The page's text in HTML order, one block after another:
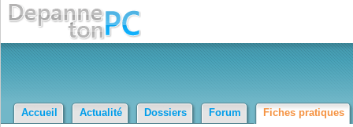
Accueil Actualité Dossiers Forum Fiches pratiques